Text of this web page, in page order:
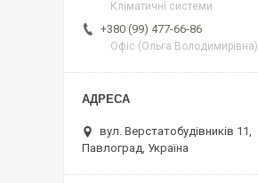
Кліматичні системи
+380 (99) 477-66-86
Офіс (Ольга Володимирівна)
вул. Верстатобудівників 11,
Павлоград, Україна